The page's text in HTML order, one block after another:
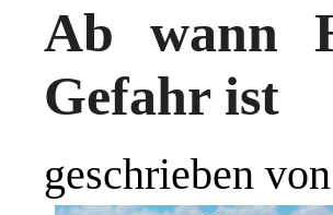
Ab wann
Gefahr ist
geschrieben